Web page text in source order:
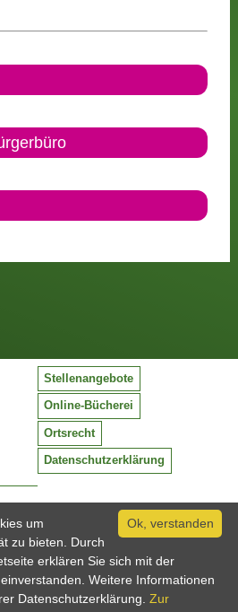
/ 409-0
Stellenangebote
Online-Bücherei
Ortsrecht
Datenschutzerklärung
Ok, verstanden
um
zu bieten. Durch
erklären Sie sich mit der
Weitere Informationen
Datenschutzerklärung. Zur